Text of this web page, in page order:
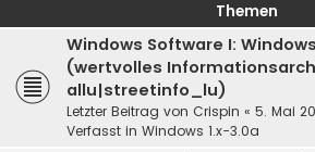
Themen
Windows Software I: Windows
(wertvolles
allu|streetinfo_lu)
Letzter Beitrag von Crispin « 5. Mai
Verfasst in Windows 1.x-3.0a